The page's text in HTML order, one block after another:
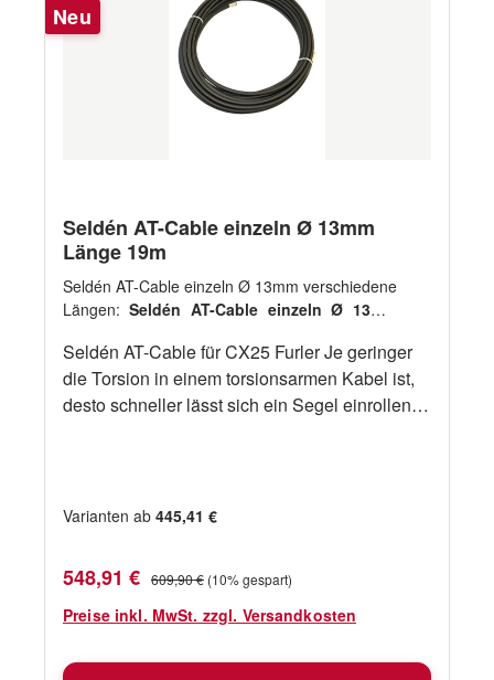
Neu
Seldén AT-Cable einzeln Ø 13mm
Länge 19m
Seldén AT-Cable einzeln Ø 13mm verschiedene
Längen: Seldén AT-Cable einzeln Ø 13mm
Seldén AT-Cable für CX25 Furler Je geringer
die Torsion in einem torsionsarmen Kabel ist,
desto schneller lässt sich ein Segel einrollen.
CX25Tau-Ø mm 13
Varianten ab 445,41 €
Verkaufspreis:
548,91 € Regulärer Preis:
609,90 € (10% gespart)
Preise inkl. MwSt. zzgl. Versandkosten